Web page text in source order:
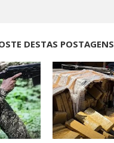
DESTAS POSTAGENS